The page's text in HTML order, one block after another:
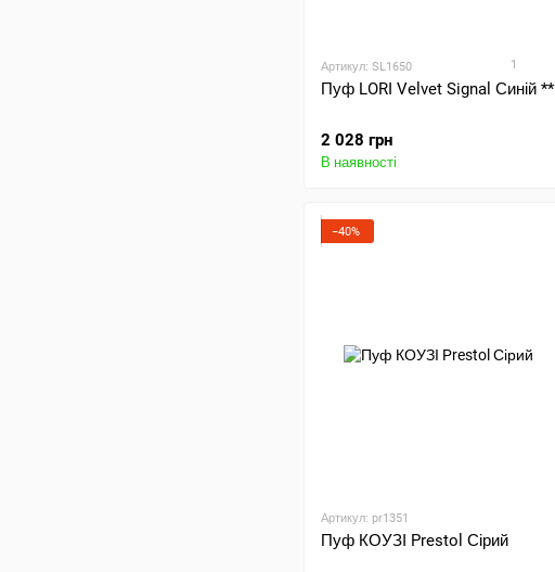
Артикул: SL1650 1
Пуф LORI Velvet Signal Синій **
2 028 грн
В наявності
−40%
Артикул: pr1351
Пуф КОУЗІ Prestol Сірий